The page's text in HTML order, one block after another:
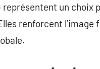
un choix
renforcent